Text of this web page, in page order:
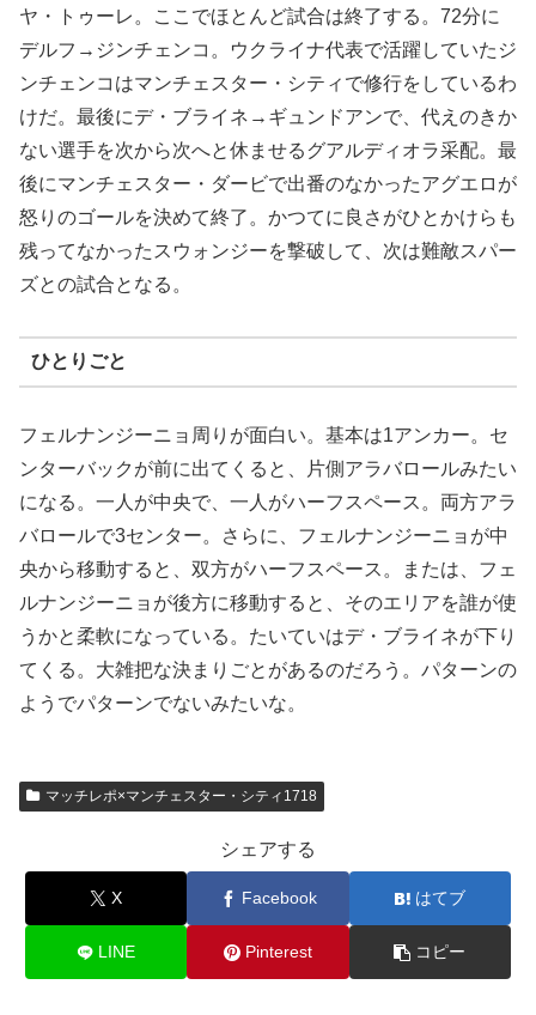
ヤ・トゥーレ。ここでほとんど試合は終了する。72分に
デルフ→ジンチェンコ。ウクライナ代表で活躍していたジ
ンチェンコはマンチェスター・シティで修行をしているわ
けだ。最後にデ・ブライネ→ギュンドアンで、代えのきか
ない選手を次から次へと休ませるグアルディオラ采配。最
後にマンチェスター・ダービで出番のなかったアグエロが
怒りのゴールを決めて終了。かつてに良さがひとかけらも
残ってなかったスウォンジーを撃破して、次は難敵スパー
ズとの試合となる。
ひとりごと
フェルナンジーニョ周りが面白い。基本は1アンカー。セ
ンターバックが前に出てくると、片側アラバロールみたい
になる。一人が中央で、一人がハーフスペース。両方アラ
バロールで3センター。さらに、フェルナンジーニョが中
央から移動すると、双方がハーフスペース。または、フェ
ルナンジーニョが後方に移動すると、そのエリアを誰が使
うかと柔軟になっている。たいていはデ・ブライネが下り
てくる。大雑把な決まりごとがあるのだろう。パターンの
ようでパターンでないみたいな。
マッチレポ×マンチェスター・シティ1718
シェアする
X Facebook はてブ
LINE Pinterest コピー